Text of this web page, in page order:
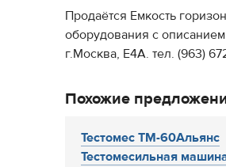
Продаётся Емкость
оборудования с
г.Москва, Е4А. тел. (963)
Похожие
Тестомес ТМ-60Альянс
Тестомесильная